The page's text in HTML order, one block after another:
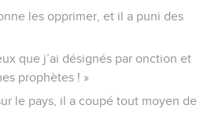
les opprimer, et il a puni des
que j’ai désignés par onction et
prophètes ! »
le pays, il a coupé tout moyen de